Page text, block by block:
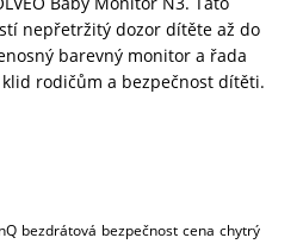
nepřetržitý dozor dítěte až do
barevný monitor a řada
rodičům a bezpečnost dítěti.
bezdrátová bezpečnost cena chytrý